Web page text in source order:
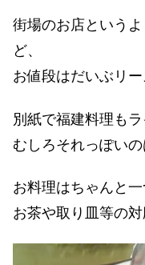
街場のお店という
ど、
お値段はだいぶリー
別紙で福建料理も
むしろそれっぽい
お料理はちゃんと一
お茶や取り皿等の対